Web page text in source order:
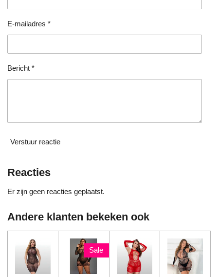
e
r
e
n
e
n
e
n
e e
E-mailadres *
Bericht *
Verstuur reactie
Reacties
Er zijn geen reacties geplaatst.
Andere klanten bekeken ook
Sale